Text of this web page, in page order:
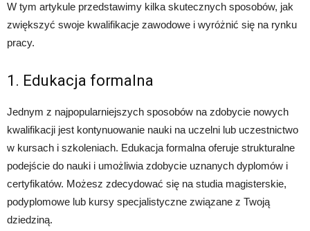
W tym artykule przedstawimy kilka skutecznych sposobów, jak
zwiększyć swoje kwalifikacje zawodowe i wyróżnić się na rynku
pracy.
1. Edukacja formalna
Jednym z najpopularniejszych sposobów na zdobycie nowych
kwalifikacji jest kontynuowanie nauki na uczelni lub uczestnictwo
w kursach i szkoleniach. Edukacja formalna oferuje strukturalne
podejście do nauki i umożliwia zdobycie uznanych dyplomów i
certyfikatów. Możesz zdecydować się na studia magisterskie,
podyplomowe lub kursy specjalistyczne związane z Twoją
dziedziną.